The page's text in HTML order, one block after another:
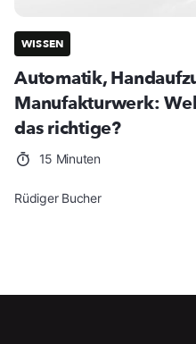
WISSEN
Automatik,
Manufakturwerk:
das richtige?
15 Minuten
Rüdiger Bucher